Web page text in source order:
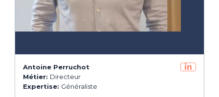
Antoine Perruchot
Métier: Directeur
Expertise: Généraliste